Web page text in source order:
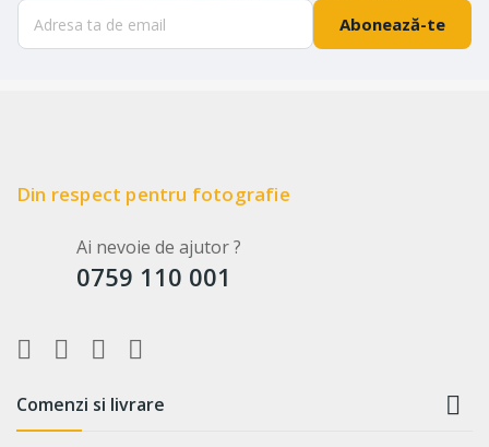
Abonează-te
Din respect pentru fotografie
Ai nevoie de ajutor ?
0759 110 001
Comenzi si livrare 